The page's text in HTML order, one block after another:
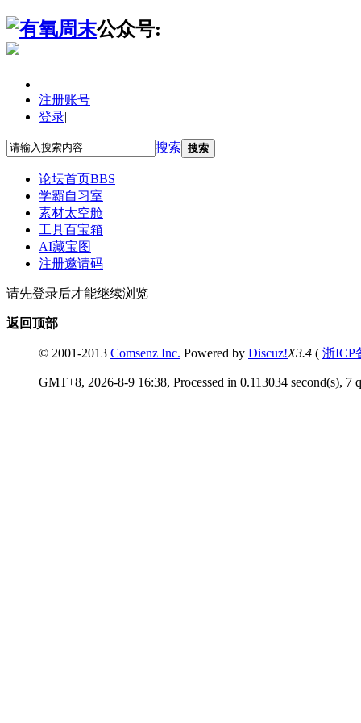
公众号:
注册账号
登录|
搜索 搜索
论坛首页BBS
学霸自习室
素材太空舱
工具百宝箱
AI藏宝图
注册邀请码
请先登录后才能继续浏览
返回顶部
© 2001-2013 Comsenz Inc. Powered by Discuz!X3.4 ( 浙ICP
GMT+8, 2026-8-9 16:38, Processed in 0.113034 second(s), 7